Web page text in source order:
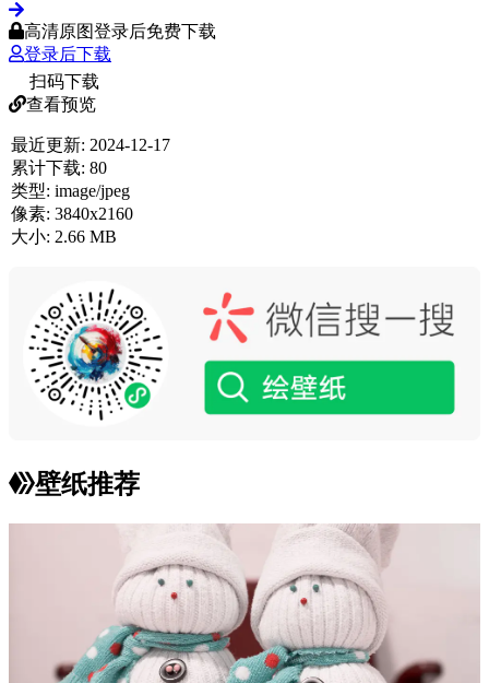
高清原图登录后免费下载
登录后下载
扫码下载
查看预览
最近更新: 2024-12-17
累计下载: 80
类型: image/jpeg
像素: 3840x2160
大小: 2.66 MB
壁纸推荐